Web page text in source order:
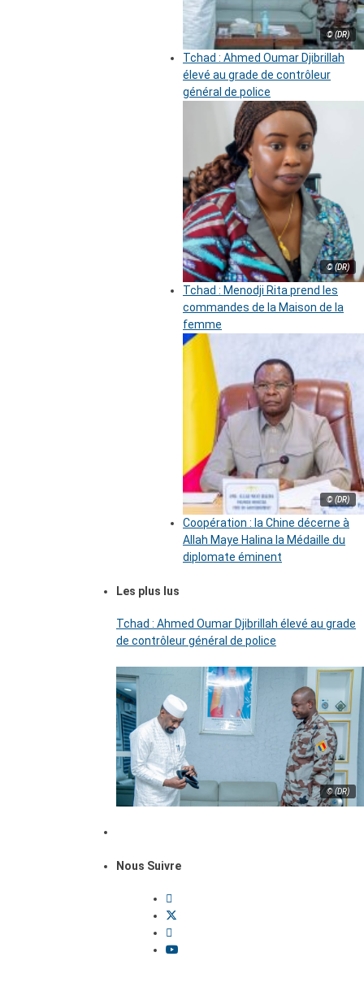
© (DR)
Tchad : Ahmed Oumar Djibrillah
élevé au grade de contrôleur
général de police
© (DR)
Tchad : Menodji Rita prend les
commandes de la Maison de la
femme
© (DR)
Coopération : la Chine décerne à
Allah Maye Halina la Médaille du
diplomate éminent
Les plus lus
Tchad : Ahmed Oumar Djibrillah élevé au grade
de contrôleur général de police
© (DR)
Nous Suivre